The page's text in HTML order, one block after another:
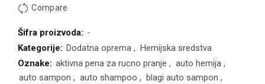
Compare
Šifra proizvoda: -
Kategorije: Dodatna oprema ,
Hemijska sredstva
Oznake: aktivna pena za rucno pranje , auto hemija ,
auto sampon , auto shampoo , blagi auto sampon ,